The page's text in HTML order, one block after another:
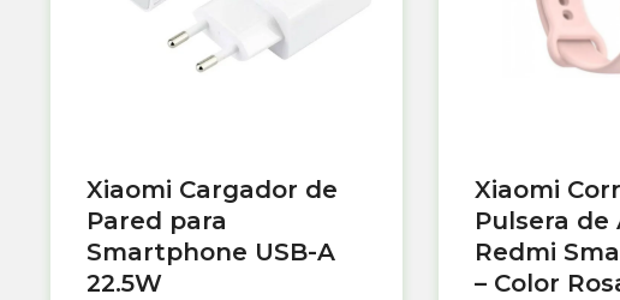
Xiaomi Cargador de
Pared para
Smartphone USB-A
22.5W
Xiaomi
Pulsera
Redmi
– Color